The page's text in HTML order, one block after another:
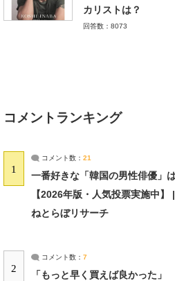
カリストは？
回答数：8073
コメントランキング
1
コメント数： 21
一番好きな「韓国の男性俳優」
【2026年版・人気投票実施中】
ねとらぼリサーチ
2
コメント数： 7
「もっと早く買えば良かった